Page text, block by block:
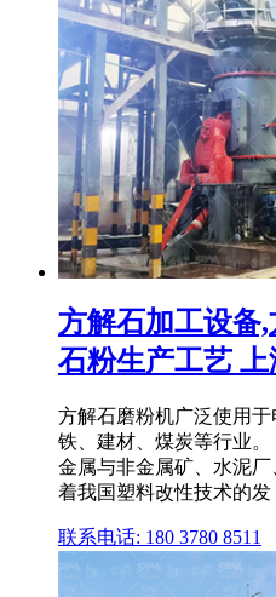
方解石加工设备
石粉生产工艺 上
方解石磨粉机广泛使用
铁、建材、煤炭等行业
金属与非金属矿、水泥
着我国塑料改性技术的发
联系电话: 180 3780 8511